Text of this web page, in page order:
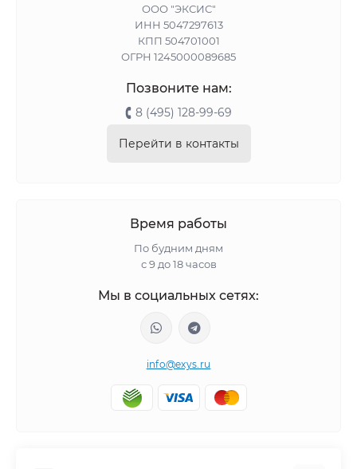
ООО "ЭКСИС"
ИНН 5047297613
КПП 504701001
ОГРН 1245000089685
Позвоните нам:
8 (495) 128-99-69
Перейти в контакты
Время работы
По будним дням
с 9 до 18 часов
Мы в социальных сетях:
info@exys.ru